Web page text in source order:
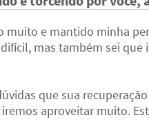
muito e mantido minha
mas também sei que
que sua
aproveitar muito.